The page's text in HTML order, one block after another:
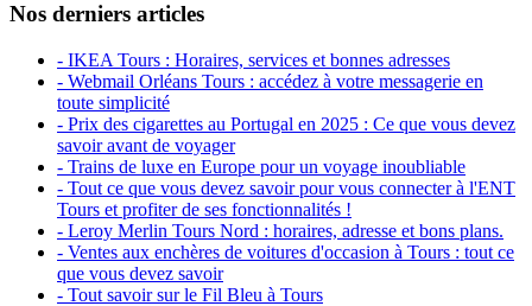
Nos derniers articles
- IKEA Tours : Horaires, services et bonnes adresses
- Webmail Orléans Tours : accédez à votre messagerie en
toute simplicité
- Prix des cigarettes au Portugal en 2025 : Ce que vous devez
savoir avant de voyager
- Trains de luxe en Europe pour un voyage inoubliable
- Tout ce que vous devez savoir pour vous connecter à l'ENT
Tours et profiter de ses fonctionnalités !
- Leroy Merlin Tours Nord : horaires, adresse et bons plans.
- Ventes aux enchères de voitures d'occasion à Tours : tout ce
que vous devez savoir
- Tout savoir sur le Fil Bleu à Tours